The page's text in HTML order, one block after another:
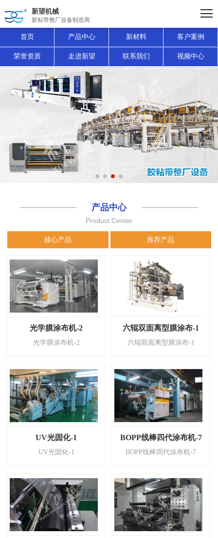
新望机械
胶粘带整厂设备制造商
首页 产品中心 新材料 客户案例
荣誉资质 走进新望 联系我们 视频中心
产品中心
Product Center
核心产品 推荐产品
光学膜涂布机-2
光学膜涂布机-2
六辊双面离型膜涂布-1
六辊双面离型膜涂布-1
UV光固化-1
UV光固化-1
BOPP线棒四代涂布机-7
BOPP线棒四代涂布机-7